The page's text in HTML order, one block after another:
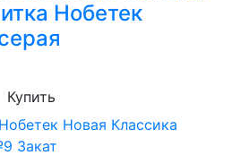
Нобетек
Купить